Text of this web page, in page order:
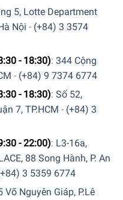
bên trong tủ lạnh
không khí mát đều
nào cũng trông tươi
tìm thấy một ngăn kéo
được kiểm soát nhiệt
thịt và các sản phẩm từ
của bạn được bảo
lượng và tốt cho môi
A+++.
đích thương mại.
5, Lotte Department
Nội - (+84) 3 3574
- 18:30): 344 Cộng
- (+84) 9 7374 6774
- 18:30): Số 52,
7, TP.HCM - (+84) 3
- 22:00): L3-16a,
88 Song Hành, P. An
3 5359 6774
Võ Nguyên Giáp, P.Lê